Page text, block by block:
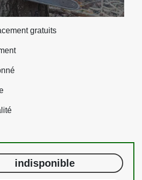
gratuits
indisponible